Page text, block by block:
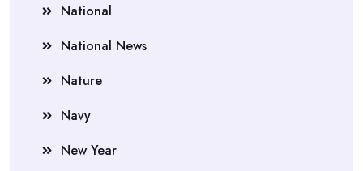
National
National News
Nature
Navy
New Year